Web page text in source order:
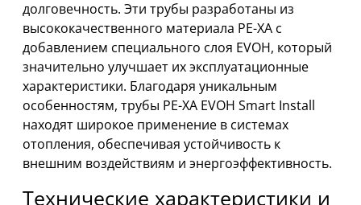
долговечность. Эти трубы разработаны из
высококачественного материала PE-XA с
добавлением специального слоя EVOH, который
значительно улучшает их эксплуатационные
характеристики. Благодаря уникальным
особенностям, трубы PE-XA EVOH Smart Install
находят широкое применение в системах
отопления, обеспечивая устойчивость к
внешним воздействиям и энергоэффективность.
Технические характеристики и